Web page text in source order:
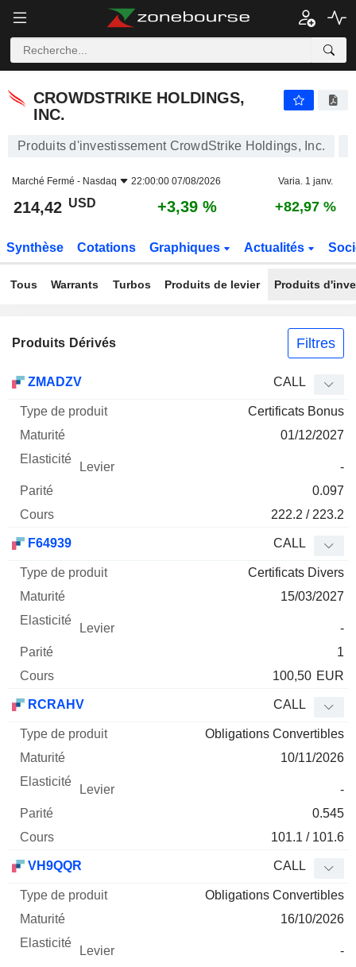
CROWDSTRIKE HOLDINGS,
INC.
Produits d'investissement CrowdStrike Holdings, Inc.
Marché Fermé - Nasdaq 22:00:00 07/08/2026 Varia. 1 janv.
214,42 USD +3,39 % +82,97 %
Synthèse Cotations Graphiques Actualités
Tous Warrants Turbos Produits de levier Produits
Produits Dérivés Filtres
Mnemo Type produit
Elasticité Levier Parité
ZMADZV CALL
Certificats Bonus
01/12/2027
-
0.097
222.2 / 223.2
F64939 CALL
Certificats Divers
15/03/2027
-
1
100,50 EUR
RCRAHV CALL
Obligations Convertibles
10/11/2026
-
0.545
101.1 / 101.6
VH9QQR CALL
Obligations Convertibles
16/10/2026
-